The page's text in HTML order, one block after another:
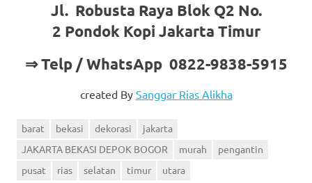
Jl. Robusta Raya Blok Q2 No.
2 Pondok Kopi Jakarta Timur
⇒ Telp / WhatsApp 0822-9838-5915
created By Sanggar Rias Alikha
barat bekasi dekorasi
jakarta
JAKARTA BEKASI DEPOK BOGOR
murah
pengantin
pusat
rias selatan timur utara